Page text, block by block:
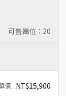
可售團位： 20
NT$15,900